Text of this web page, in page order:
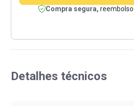
Detalhes técnicos
Compra segura, reembolso